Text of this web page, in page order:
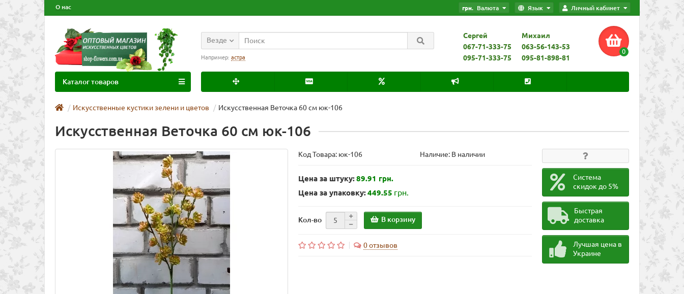
Личный кабинет
Язык
грн. Валюта
О нас
Сергей
067-71-333-75
095-71-333-75
Михаил
063-56-143-53
095-81-898-81
0
Везде
Например: астра
Каталог товаров
Искусcтвенные кустики зелени и цветов Искусственная Веточка 60 см юк-106
Искусственная Веточка 60 см юк-106
Код Товара: юк-106 Наличие: В наличии
Цена за штуку:89.91 грн.
Цена за упаковку:449.55 грн.
Кол-во В корзину
0 отзывов
Система
скидок до 5%
Быстрая
доставка
Лучшая цена в
Украине